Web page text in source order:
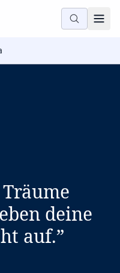
deine
auf.”